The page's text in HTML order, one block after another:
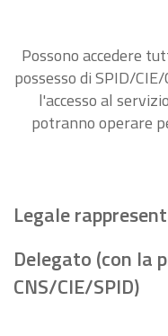
Possono accedere
possesso di SPID/
l'accesso al
potranno operare
Legale
Delegato (con la
CNS/CIE/SPID)